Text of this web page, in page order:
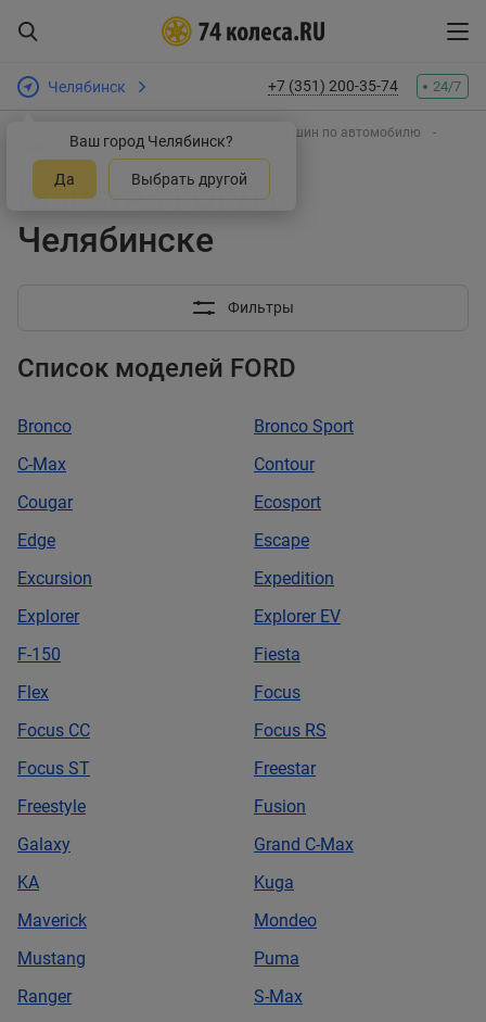
Челябинск
Ваш город Челябинск?
Да Выбрать другой
+7 (351) 200-35-74 24/7
Интернет-магазин шин и дисков
Подбор шин по автомобилю
Шины на FORD в
Челябинске
Фильтры
Список моделей FORD
Bronco
Bronco Sport
C-Max
Contour
Cougar
Ecosport
Edge
Escape
Excursion
Expedition
Explorer
Explorer EV
F-150
Fiesta
Flex
Focus
Focus CC
Focus RS
Focus ST
Freestar
Freestyle
Fusion
Galaxy
Grand C-Max
KA
Kuga
Maverick
Mondeo
Mustang
Puma
Ranger
S-Max